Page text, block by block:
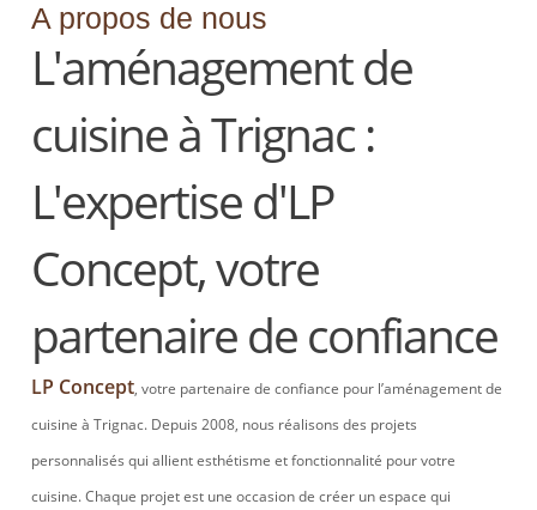
A propos de nous
L'aménagement de
cuisine à Trignac :
L'expertise d'LP
Concept, votre
partenaire de confiance
LP Concept, votre partenaire de confiance pour l’aménagement de
cuisine à Trignac. Depuis 2008, nous réalisons des projets
personnalisés qui allient esthétisme et fonctionnalité pour votre
cuisine. Chaque projet est une occasion de créer un espace qui